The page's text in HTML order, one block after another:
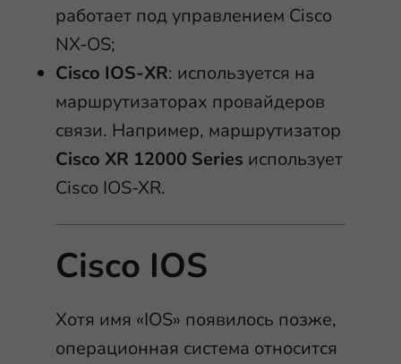
работает под управлением Cisco
NX-OS;
Cisco IOS-XR: используется на
маршрутизаторах провайдеров
связи. Например, маршрутизатор
Cisco XR 12000 Series использует
Cisco IOS-XR.
Cisco IOS
Хотя имя «IOS» появилось позже,
операционная система относится